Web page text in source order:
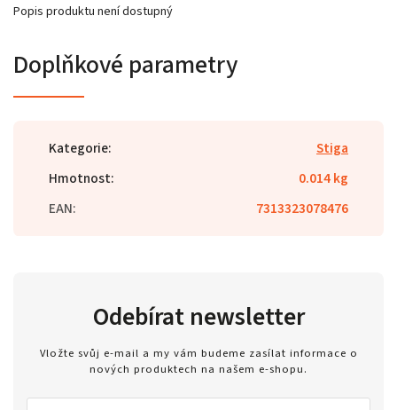
Popis produktu není dostupný
Doplňkové parametry
Kategorie:
Stiga
Hmotnost:
0.014 kg
EAN: 7313323078476
Odebírat newsletter
Vložte svůj e-mail a my vám budeme zasílat informace o
nových produktech na našem e-shopu.